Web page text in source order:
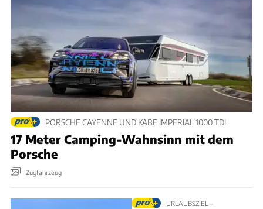
PORSCHE CAYENNE UND KABE IMPERIAL 1000 TDL
17 Meter Camping-Wahnsinn mit dem
Porsche
Zugfahrzeug
URLAUBSZIEL –